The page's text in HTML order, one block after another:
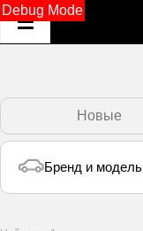
Debug Mode
Новые
Бренд и модель